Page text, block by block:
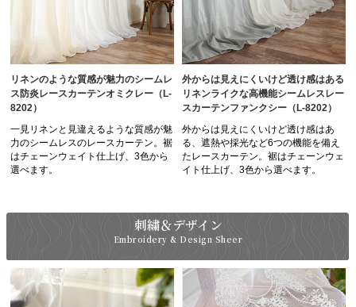
リネンのような質感が魅力のシームレ
ス防炎レースカーテンオミクレー（L-
8202）
一見リネンと見違えるような質感が魅
力のシームレスのレースカーテン。裾
はチェーンウェイト仕上げ、3色から
選べます。
外からは見えにくいけど透け感はある
リネンライクな高機能シームレスレー
スカーテンファンクシー（L-8202）
外からは見えにくいけど透け感はあ
る、遮熱や採光など6つの機能を備え
たレースカーテン。裾はチェーンウェ
イト仕上げ、3色から選べます。
刺繍＆デザイン
Embroidery & Design Sheer